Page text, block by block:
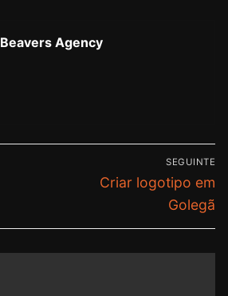
Beavers Agency
SEGUINTE
Criar logotipo em
Golegã